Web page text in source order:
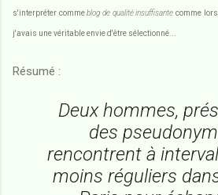
s'interpréter commeblog de qualité insuffisante comme
j'avais une véritable envie d'être sélectionné...
Résumé :
Deux hommes,
des
rencontrent à
moins réguliers